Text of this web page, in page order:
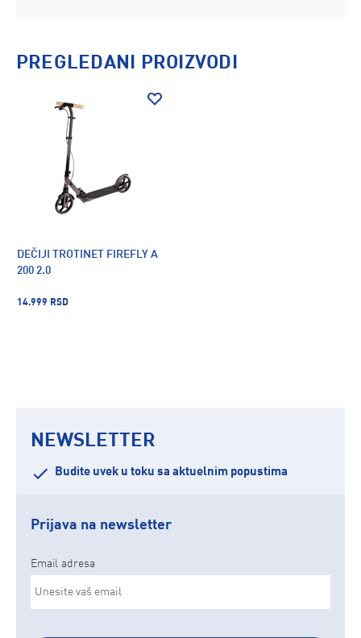
PREGLEDANI PROIZVODI
DEČIJI TROTINET FIREFLY A
200 2.0
14.999 RSD
NEWSLETTER
Budite uvek u toku sa aktuelnim popustima
Prijava na newsletter
Email adresa